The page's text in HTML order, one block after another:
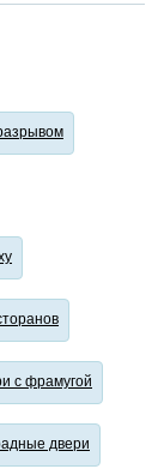
с фрамугой
двери